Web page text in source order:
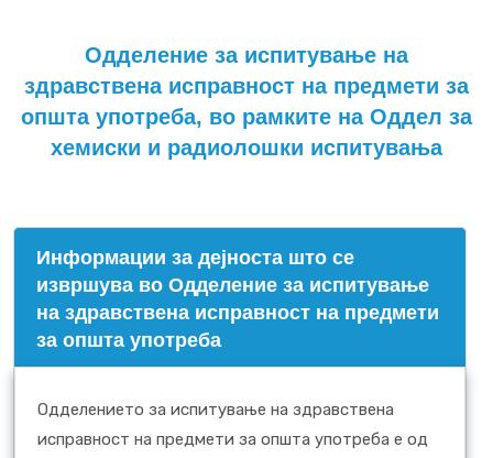
Одделение за испитување на
здравствена исправност на предмети за
општа употреба, во рамките на Оддел за
хемиски и радиолошки испитувања
Информации за дејноста што се
извршува во Одделение за испитување
на здравствена исправност на предмети
за општа употреба
Одделението за испитување на здравствена
исправност на предмети за општа употреба е од